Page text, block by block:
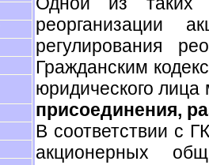
реорганизации
регулирования
Гражданским
юридического
присоединения,
В соответствии с
акционерных